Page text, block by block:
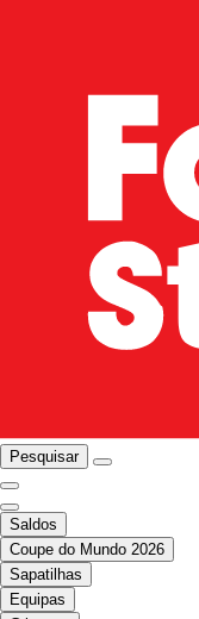
Pesquisar
Saldos
Coupe do Mundo 2026
Sapatilhas
Equipas